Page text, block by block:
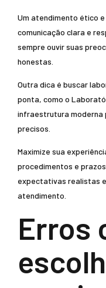
Um atendimento ético
comunicação clara e
sempre ouvir suas
honestas.
Outra dica é buscar
ponta, como o
infraestrutura moderna
precisos.
Maximize sua
procedimentos e
expectativas realistas
atendimento.
Erros